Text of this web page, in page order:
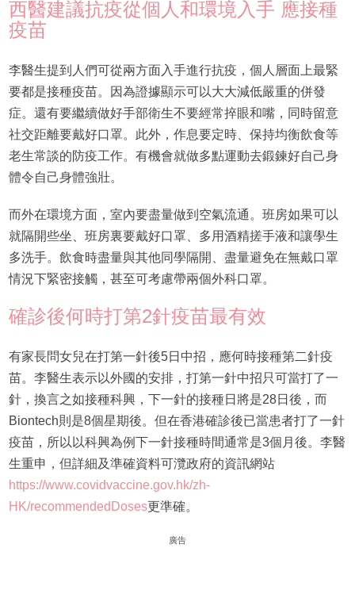
西醫建議抗疫從個人和環境入手 應接種
疫苗
李醫生提到人們可從兩方面入手進行抗疫，個人層面上最緊
要都是接種疫苗。因為證據顯示可以大大減低嚴重的併發
症。還有要繼續做好手部衛生不要經常捽眼和嘴，同時留意
社交距離要戴好口罩。此外，作息要定時、保持均衡飲食等
老生常談的防疫工作。有機會就做多點運動去鍛鍊好自己身
體令自己身體強壯。
而外在環境方面，室內要盡量做到空氣流通。班房如果可以
就隔開些坐、班房裏要戴好口罩、多用酒精搓手液和讓學生
多洗手。飲食時盡量與其他同學隔開、盡量避免在無戴口罩
情況下緊密接觸，甚至可考慮帶兩個外科口罩。
確診後何時打第2針疫苗最有效
有家長問女兒在打第一針後5日中招，應何時接種第二針疫
苗。李醫生表示以外國的安排，打第一針中招只可當打了一
針，換言之如接種科興，下一針的接種日將是28日後，而
Biontech則是8個星期後。但在香港確診後已當患者打了一針
疫苗，所以以科興為例下一針接種時間通常是3個月後。李醫
生重申，但詳細及準確資料可灠政府的資訊網站
https://www.covidvaccine.gov.hk/zh-
HK/recommendedDoses更準確。
廣告